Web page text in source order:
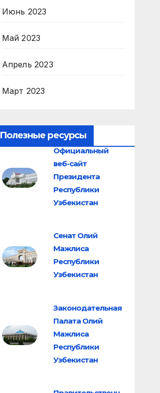
Июнь 2023
Май 2023
Апрель 2023
Март 2023
Полезные ресурсы
Официальный
веб-сайт
Президента
Республики
Узбекистан
Сенат Олий
Мажлиса
Республики
Узбекистан
Законодательная
Палата Олий
Мажлиса
Республики
Узбекистан